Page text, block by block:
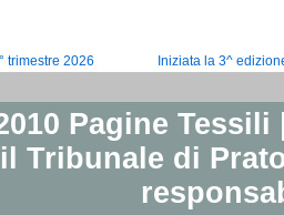
trimestre 2026 Iniziata la 3^
Pagine
Tribunale di